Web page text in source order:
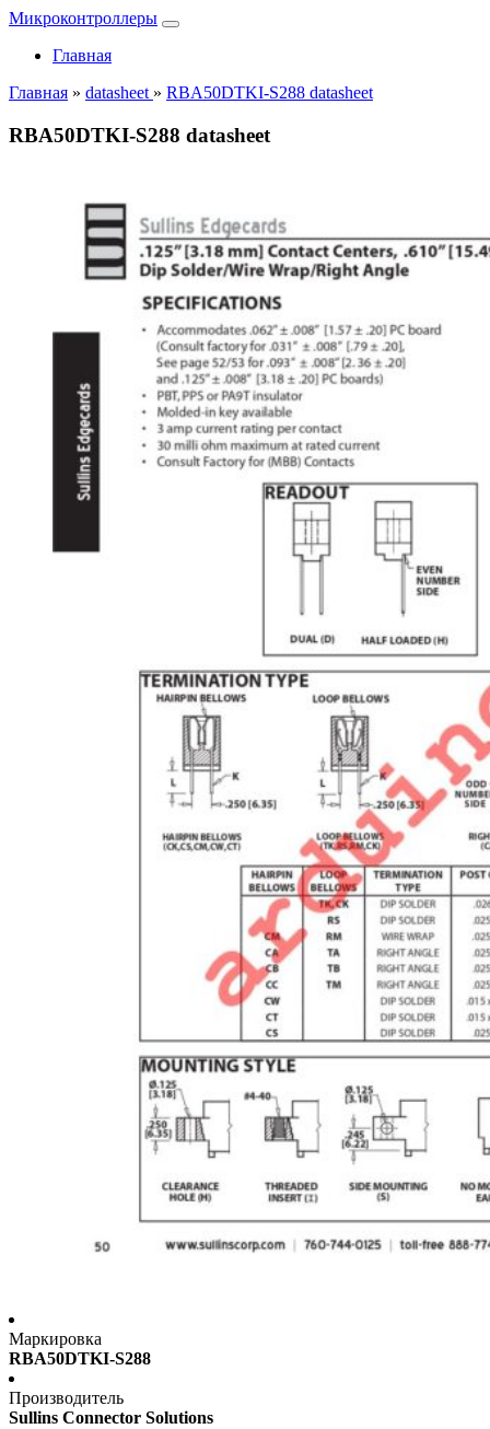
Микроконтроллеры
Главная
Главная » datasheet » RBA50DTKI-S288 datasheet
RBA50DTKI-S288 datasheet
Маркировка
RBA50DTKI-S288
Производитель
Sullins Connector Solutions